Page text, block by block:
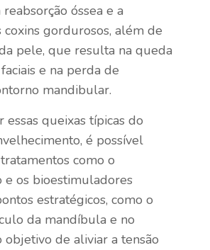
reabsorção óssea e a
gordurosos, além de
pele, que resulta na queda
e na perda de
mandibular.
essas queixas típicas do
é possível
como o
e os bioestimuladores
estratégicos, como o
da mandíbula e no
objetivo de aliviar a tensão